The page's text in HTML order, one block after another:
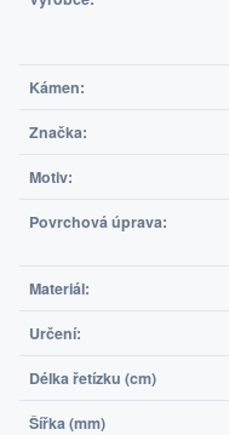
Kámen:
Značka:
Motiv:
Povrchová úprava:
Materiál:
Určení:
Délka řetízku (cm)
Šířka (mm)